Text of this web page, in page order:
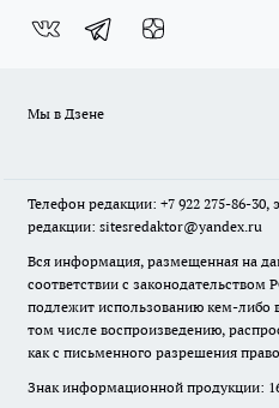
Мы в Дзене
Телефон редакции: +7 922 275-86-30,
редакции: sitesredaktor@yandex.ru
Вся информация, размещенная на
соответствии с законодательством
подлежит использованию кем-либо
том числе воспроизведению,
как с письменного разрешения
Знак информационной продукции: